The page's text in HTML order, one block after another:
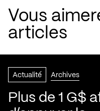
Vous
articles
Actualité Archives
Plus de 1 G$